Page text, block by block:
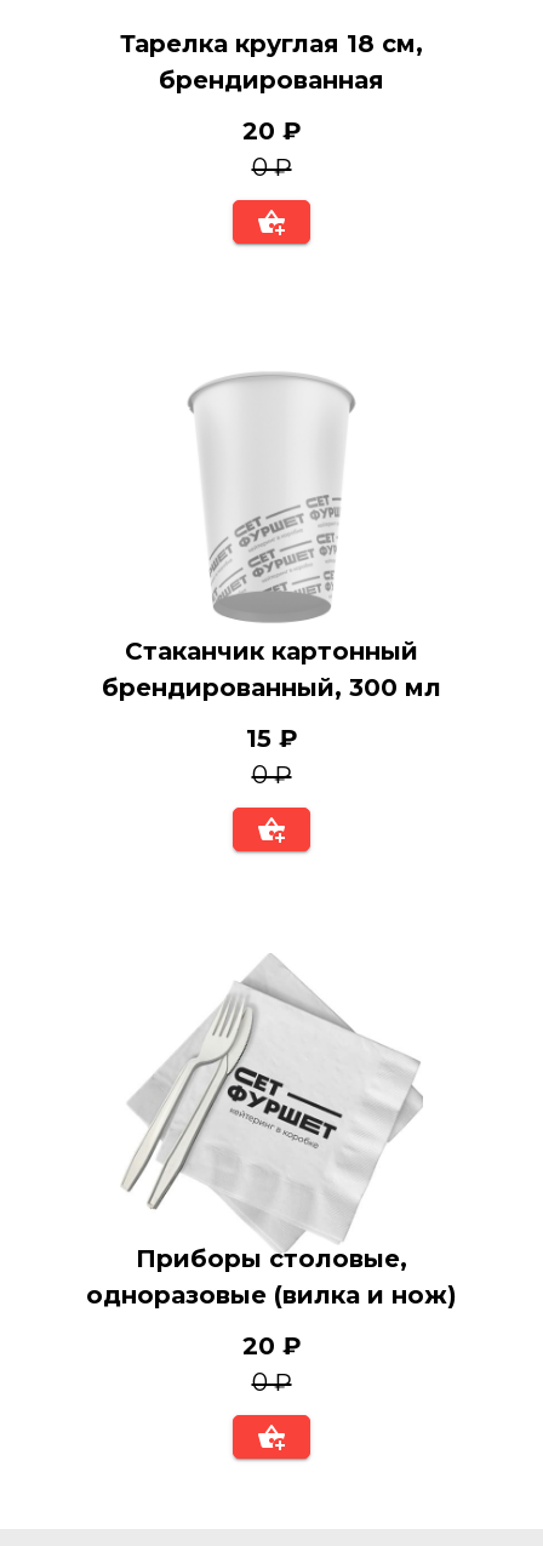
Тарелка круглая 18 см,
брендированная
20 ₽
0 ₽
Стаканчик картонный
брендированный, 300 мл
15 ₽
0 ₽
Приборы столовые,
одноразовые (вилка и нож)
20 ₽
0 ₽